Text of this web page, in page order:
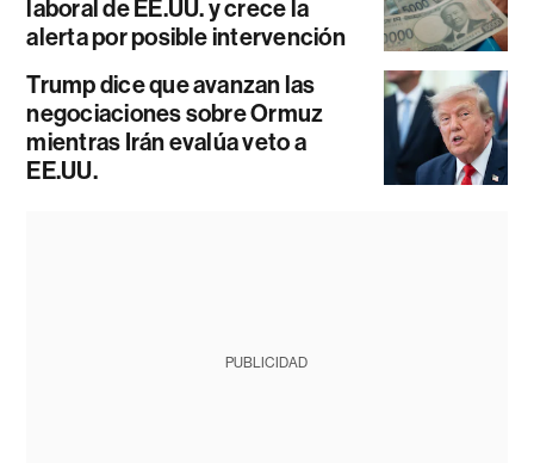
laboral de EE.UU. y crece la
alerta por posible intervención
Trump dice que avanzan las
negociaciones sobre Ormuz
mientras Irán evalúa veto a
EE.UU.
PUBLICIDAD